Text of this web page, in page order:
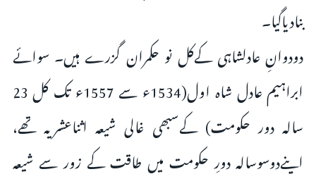
بنادیاگیا۔
دودوانِ عادلشاہی کےکل نو حکمران گزرے ہیں۔ سوائے
ابراہیم عادل شاہ اول(1534ء سے 1557ء تک کل 23
سالہ دور حکومت) کےسبھی غالی شیعہ اثناعشریہ تھے،
اپنےدوسوسالہ دورِ حکومت میں طاقت کے زور سے شیعہ